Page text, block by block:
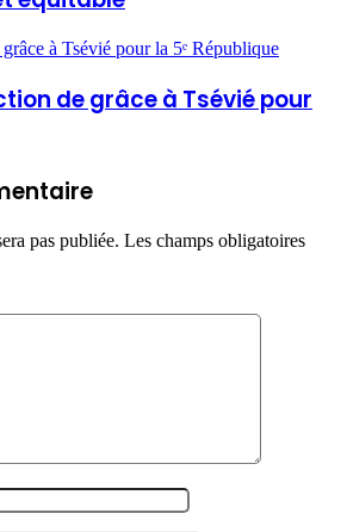
à Tsévié pour la 5ᵉ République
de grâce à Tsévié pour
pas publiée. Les champs obligatoires